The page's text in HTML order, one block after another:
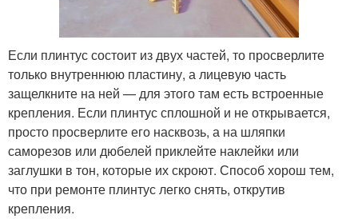
Если плинтус состоит из двух частей, то просверлите
только внутреннюю пластину, а лицевую часть
защелкните на ней — для этого там есть встроенные
крепления. Если плинтус сплошной и не открывается,
просто просверлите его насквозь, а на шляпки
саморезов или дюбелей приклейте наклейки или
заглушки в тон, которые их скроют. Способ хорош тем,
что при ремонте плинтус легко снять, открутив
крепления.